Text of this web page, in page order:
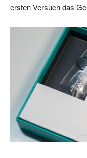
ersten Versuch das